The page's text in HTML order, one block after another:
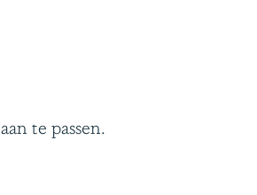
te passen.